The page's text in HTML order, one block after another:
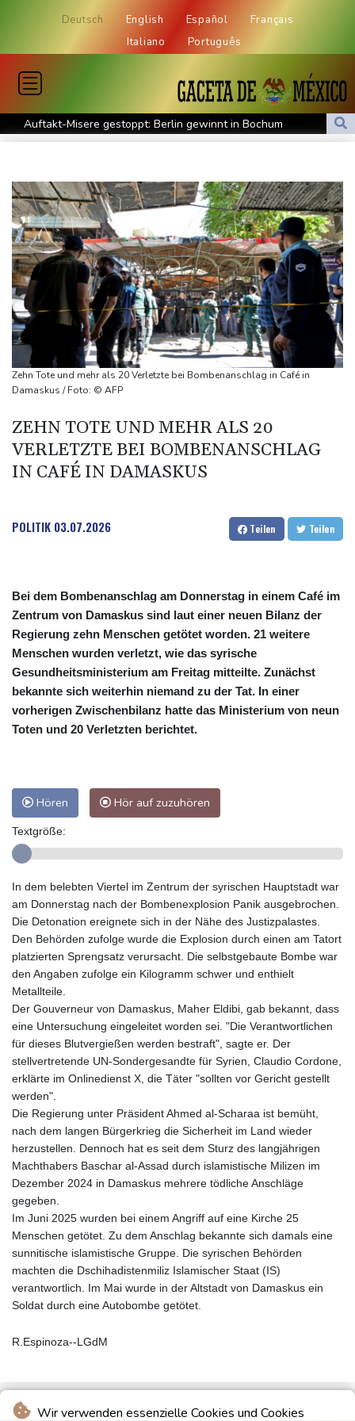
Wir verwenden essenzielle Cookies und Cookies
Deutsch English Español
Français
Italiano
Português
Auftakt-Misere gestoppt: Berlin gewinnt in Bochum
Trump macht erneut Druck auf Zentralbank-Vorständin Cook
Eurojackpot geknackt: Mehr als 32 Millionen Euro gehen nach
Nordrhein-Westfalen
Menschenrechtsgruppen: Mehr als 140 Tote bei Migrationskrise
in Ceuta
Mindestens zehn Tote bei Angriffen der pro-iranischen Huthis im
Jemen
US-Senat stimmt für verschärfte Sanktionen gegen Russland
US-Gericht setzt Bau von Trumps Ballsaal aus - Präsident
kündigt Berufung an
Direkt-ICE Berlin-Paris bleibt wegen Technikproblemen vorerst
Selenskyj erstmals seit Beginn von Ukraine-Krieg nach Serbien
gereist
Zehn Tote und mehr als 20 Verletzte bei Bombenanschlag in Café in
Damaskus / Foto: © AFP
ZEHN TOTE UND MEHR ALS 20
VERLETZTE BEI BOMBENANSCHLAG
IN CAFÉ IN DAMASKUS
POLITIK 03.07.2026 Teilen Teilen
Bei dem Bombenanschlag am Donnerstag in einem Café im
Zentrum von Damaskus sind laut einer neuen Bilanz der
Regierung zehn Menschen getötet worden. 21 weitere
Menschen wurden verletzt, wie das syrische
Gesundheitsministerium am Freitag mitteilte. Zunächst
bekannte sich weiterhin niemand zu der Tat. In einer
vorherigen Zwischenbilanz hatte das Ministerium von neun
Toten und 20 Verletzten berichtet.
Hören Hör auf zuzuhören
Textgröße:
In dem belebten Viertel im Zentrum der syrischen Hauptstadt war
am Donnerstag nach der Bombenexplosion Panik ausgebrochen.
Die Detonation ereignete sich in der Nähe des Justizpalastes.
Den Behörden zufolge wurde die Explosion durch einen am Tatort
platzierten Sprengsatz verursacht. Die selbstgebaute Bombe war
den Angaben zufolge ein Kilogramm schwer und enthielt
Metallteile.
Der Gouverneur von Damaskus, Maher Eldibi, gab bekannt, dass
eine Untersuchung eingeleitet worden sei. "Die Verantwortlichen
für dieses Blutvergießen werden bestraft", sagte er. Der
stellvertretende UN-Sondergesandte für Syrien, Claudio Cordone,
erklärte im Onlinedienst X, die Täter "sollten vor Gericht gestellt
werden".
Die Regierung unter Präsident Ahmed al-Scharaa ist bemüht,
nach dem langen Bürgerkrieg die Sicherheit im Land wieder
herzustellen. Dennoch hat es seit dem Sturz des langjährigen
Machthabers Baschar al-Assad durch islamistische Milizen im
Dezember 2024 in Damaskus mehrere tödliche Anschläge
gegeben.
Im Juni 2025 wurden bei einem Angriff auf eine Kirche 25
Menschen getötet. Zu dem Anschlag bekannte sich damals eine
sunnitische islamistische Gruppe. Die syrischen Behörden
machten die Dschihadistenmiliz Islamischer Staat (IS)
verantwortlich. Im Mai wurde in der Altstadt von Damaskus ein
Soldat durch eine Autobombe getötet.
R.Espinoza--LGdM